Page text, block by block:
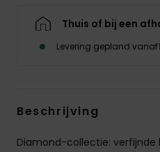
Thuis of bij een
Levering gepland vanaf
Beschrijving
Diamond-collectie: verfijnde